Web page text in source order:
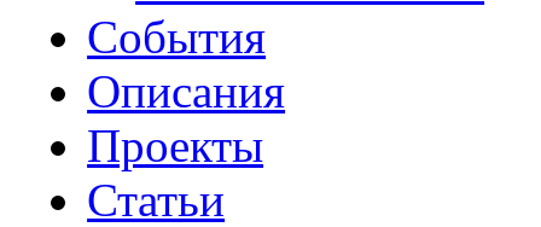
События
Описания
Проекты
Статьи